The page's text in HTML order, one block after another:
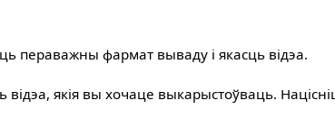
пераважны фармат вываду і якасць відэа.
якія вы хочаце выкарыстоўваць.